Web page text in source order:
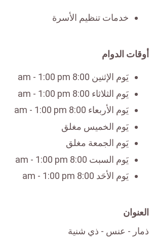
خدمات تنظيم الأسرة
أوقات الدوام
يَوم الإثنين 8:00 am - 1:00 pm
يَوم الثلاثاء 8:00 am - 1:00 pm
يَوم الأربعاء 8:00 am - 1:00 pm
يَوم الخميس مغلق
يَوم الجمعة مغلق
يَوم السبت 8:00 am - 1:00 pm
يَوم الأحَد 8:00 am - 1:00 pm
العنوان
ذمار - عنس - ذي شنية